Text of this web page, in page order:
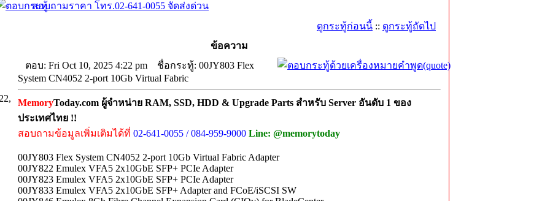
สอบถามราคา โทร.02-641-0055 จัดส่งด่วน
ดูกระทู้ก่อนนี้ :: ดูกระทู้ถัดไป
ข้อความ
ตอบ: Fri Oct 10, 2025 4:22 pm
ชื่อกระทู้: 00JY803 Flex
System CN4052 2-port 10Gb Virtual Fabric
MemoryToday.com ผู้จำหน่าย RAM, SSD, HDD & Upgrade Parts สำหรับ Server อันดับ 1 ของ
ประเทศไทย !!
สอบถามข้อมูลเพิ่มเติมได้ที่ 02-641-0055 / 084-959-9000 Line: @memorytoday
00JY803 Flex System CN4052 2-port 10Gb Virtual Fabric Adapter
00JY822 Emulex VFA5 2x10GbE SFP+ PCIe Adapter
00JY823 Emulex VFA5 2x10GbE SFP+ PCIe Adapter
00JY833 Emulex VFA5 2x10GbE SFP+ Adapter and FCoE/iSCSI SW